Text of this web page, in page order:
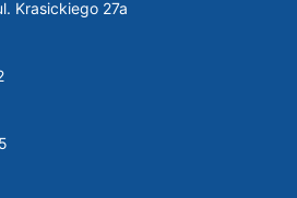
Krasickiego 27a